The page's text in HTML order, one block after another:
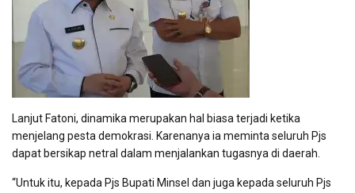
Lanjut Fatoni, dinamika merupakan hal biasa terjadi ketika
menjelang pesta demokrasi. Karenanya ia meminta seluruh Pjs
dapat bersikap netral dalam menjalankan tugasnya di daerah.
“Untuk itu, kepada Pjs Bupati Minsel dan juga kepada seluruh Pjs